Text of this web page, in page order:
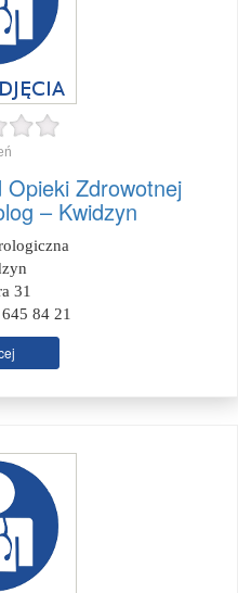
Opieki Zdrowotnej
– Kwidzyn
31
84 21